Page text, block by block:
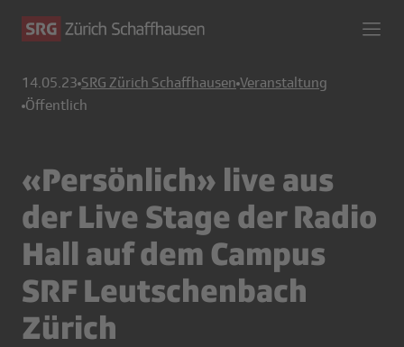
14.05.23 SRG Zürich Schaffhausen Veranstaltung
Öffentlich
«Persönlich» live aus
der Live Stage der Radio
Hall auf dem Campus
SRF Leutschenbach
Zürich